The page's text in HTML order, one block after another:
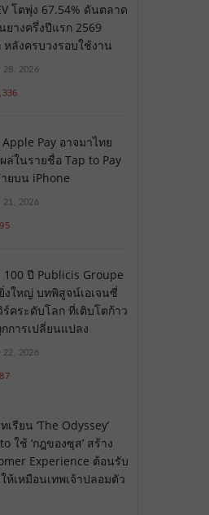
โตพุ่ง 67.54% ดันตลาด
ยางครึ่งปีแรก 2569
หลังครบวงรอบใช้งาน
2026
Pay อาจมาไทย
ล่ในรายชื่อ Tap to Pay
ยบน iPhone
2026
100 ปี Publicis Groupe
งใหญ่ บทพิสูจน์เอเจนซี่
ร์คระดับโลก ที่เติบโตก้าว
การเปลี่ยนแปลง
2026
เรียน ‘The Odyssey’
ใช้ ‘กฎของซุส’ สร้าง
Experience ต้อนรับ
ห้เหมือนเทพเจ้าปลอมตัว